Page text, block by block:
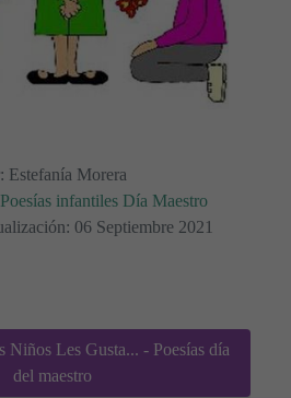
Estefanía Morera
Poesías infantiles Día Maestro
06 Septiembre 2021
Niños Les Gusta... - Poesías día
del maestro